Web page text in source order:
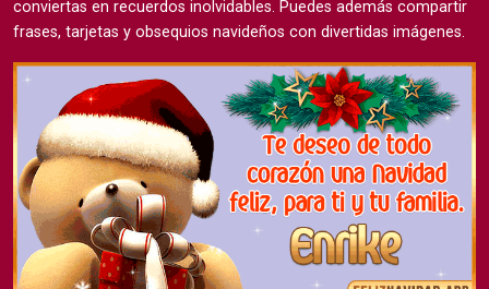
conviertas en recuerdos inolvidables. Puedes además compartir
frases, tarjetas y obsequios navideños con divertidas imágenes.